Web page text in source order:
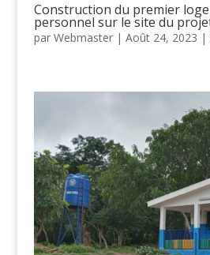
Construction du premier
personnel sur le site du
par Webmaster| Août 24, 2023 |